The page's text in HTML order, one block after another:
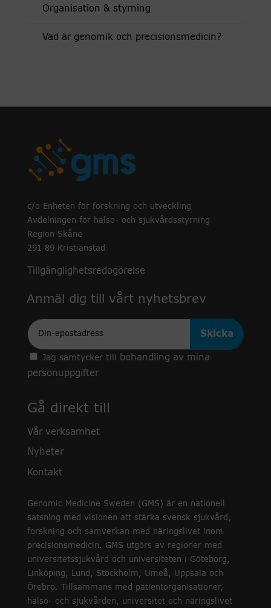
Organisation & styrning
Vad är genomik och precisionsmedicin?
c/o Enheten för forskning och utveckling
Avdelningen för hälso- och sjukvårdsstyrning
Region Skåne
291 89 Kristianstad
Tillgänglighetsredogörelse
Anmäl dig till vårt nyhetsbrev
Epost
Jag samtycker till
behandling av mina
personuppgifter
Gå direkt till
Vår verksamhet
Nyheter
Kontakt
Genomic Medicine Sweden (GMS) är en nationell
satsning med visionen att stärka svensk sjukvård,
forskning och samverkan med näringslivet inom
precisionsmedicin. GMS utgörs av regioner med
universitetssjukvård och universiteten i Göteborg,
Linköping, Lund, Stockholm, Umeå, Uppsala och
Örebro. Tillsammans med patientorganisationer,
hälso- och sjukvården, universitet och näringslivet